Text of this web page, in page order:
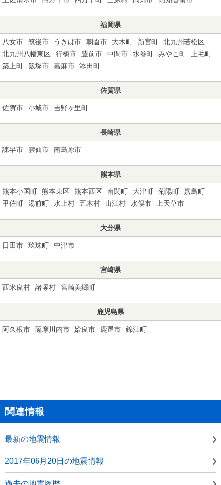
福岡県
八女市 筑後市 うきは市 朝倉市 大木町 新宮町
北九州若松区
北九州八幡東区
行橋市 豊前市 中間市 水巻町 みやこ町
上毛町
築上町
飯塚市 嘉麻市 添田町
佐賀県
佐賀市 小城市 吉野ヶ里町
長崎県
諫早市 雲仙市 南島原市
熊本県
熊本小国町 熊本東区 熊本西区 南関町 大津町 菊陽町
嘉島町
甲佐町
湯前町 水上村 五木村 山江村 水俣市 上天草市
大分県
日田市 玖珠町 中津市
宮崎県
西米良村 諸塚村 宮崎美郷町
鹿児島県
阿久根市 薩摩川内市 姶良市 鹿屋市 錦江町
関連情報
最新の地震情報
2017年06月20日の地震情報
過去の地震履歴